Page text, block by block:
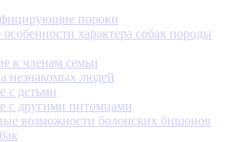
пороки
характера собак породы
к членам семьи
незнакомых людей
с детьми
с другими питомцами
возможности болонских бишонов